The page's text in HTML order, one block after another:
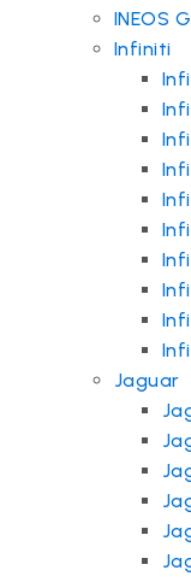
INEOS
Infiniti
Jaguar